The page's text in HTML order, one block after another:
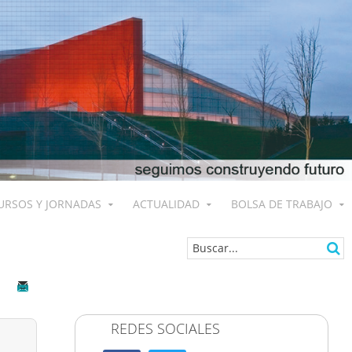
Y JORNADAS ACTUALIDAD BOLSA DE TRABAJO
REDES SOCIALES